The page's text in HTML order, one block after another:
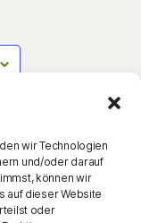
wir Technologien
und/oder darauf
können wir
auf dieser Website
oder
G
es weg! Die
ein